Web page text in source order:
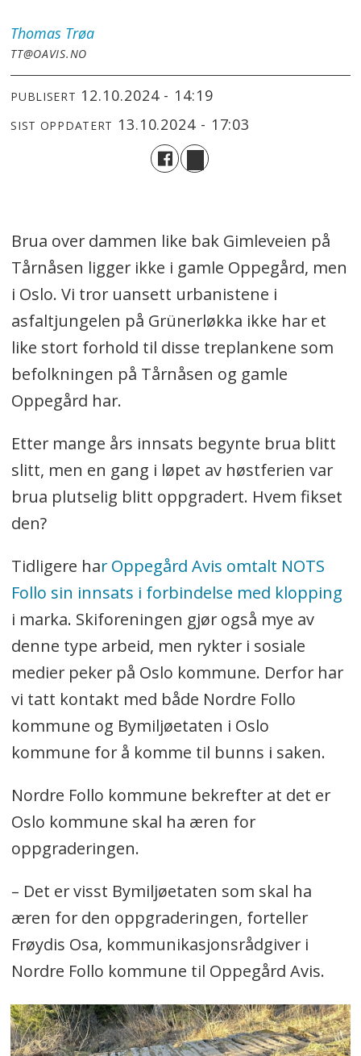
Thomas Trøa
TT@OAVIS.NO
PUBLISERT 12.10.2024 - 14:19
SIST OPPDATERT 13.10.2024 - 17:03
Brua over dammen like bak Gimleveien på
Tårnåsen ligger ikke i gamle Oppegård, men
i Oslo. Vi tror uansett urbanistene i
asfaltjungelen på Grünerløkka ikke har et
like stort forhold til disse treplankene som
befolkningen på Tårnåsen og gamle
Oppegård har.
Etter mange års innsats begynte brua blitt
slitt, men en gang i løpet av høstferien var
brua plutselig blitt oppgradert. Hvem fikset
den?
Tidligere har Oppegård Avis omtalt NOTS
Follo sin innsats i forbindelse med klopping
i marka. Skiforeningen gjør også mye av
denne type arbeid, men rykter i sosiale
medier peker på Oslo kommune. Derfor har
vi tatt kontakt med både Nordre Follo
kommune og Bymiljøetaten i Oslo
kommune for å komme til bunns i saken.
Nordre Follo kommune bekrefter at det er
Oslo kommune skal ha æren for
oppgraderingen.
– Det er visst Bymiljøetaten som skal ha
æren for den oppgraderingen, forteller
Frøydis Osa, kommunikasjonsrådgiver i
Nordre Follo kommune til Oppegård Avis.